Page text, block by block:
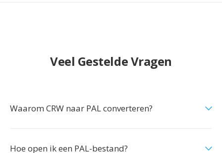
Veel Gestelde Vragen
Waarom CRW naar PAL converteren?
Hoe open ik een PAL-bestand?